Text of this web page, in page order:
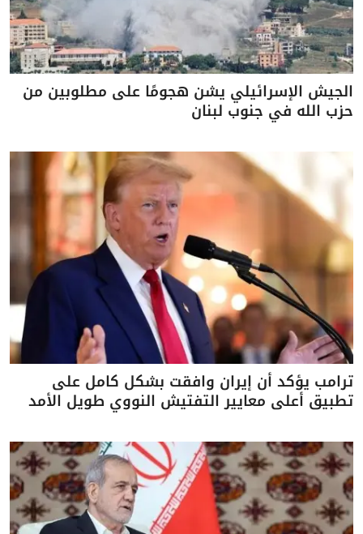
الجيش الإسرائيلي يشن هجومًا على مطلوبين من
حزب الله في جنوب لبنان
ترامب يؤكد أن إيران وافقت بشكل كامل على
تطبيق أعلى معايير التفتيش النووي طويل الأمد